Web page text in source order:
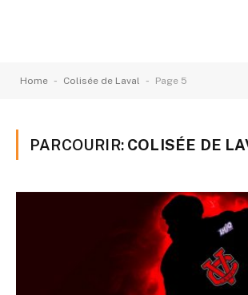
Home - Colisée de Laval - Page 5
PARCOURIR: COLISÉE DE